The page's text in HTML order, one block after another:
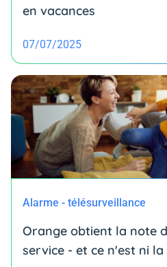
en vacances
07/07/2025
Alarme - télésurveillance
Orange obtient la note
service - et ce n'est ni